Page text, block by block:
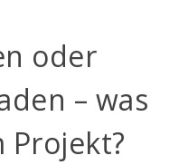
oder
– was
Projekt?